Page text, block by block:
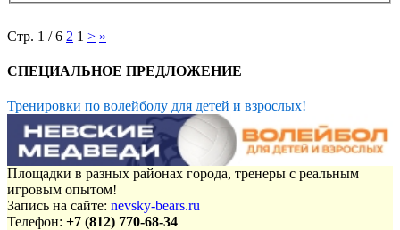
Стр. 1 / 6 2 1 > »
СПЕЦИАЛЬНОЕ ПРЕДЛОЖЕНИЕ
Тренировки по волейболу для детей и взрослых!
Площадки в разных районах города, тренеры с реальным
игровым опытом!
Запись на сайте: nevsky-bears.ru
Телефон: +7 (812) 770-68-34